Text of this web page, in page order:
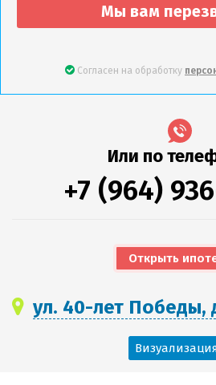
Мы вам
Согласен на обработку
Или по
+7 (964)
Открыть
ул. 40-лет Победы,